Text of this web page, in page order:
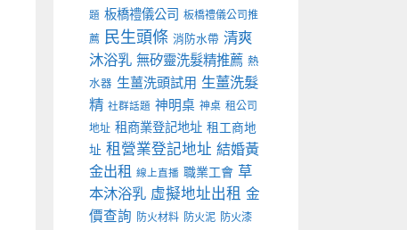
題 板橋禮儀公司 板橋禮儀公司推
薦 民生頭條 消防水帶 清爽
沐浴乳 無矽靈洗髮精推薦 熱
水器 生薑洗頭試用 生薑洗髮
精 社群話題 神明桌 神桌 租公司
地址 租商業登記地址 租工商地
址 租營業登記地址 結婚黃
金出租 線上直播 職業工會 草
本沐浴乳 虛擬地址出租 金
價查詢 防火材料 防火泥 防火漆